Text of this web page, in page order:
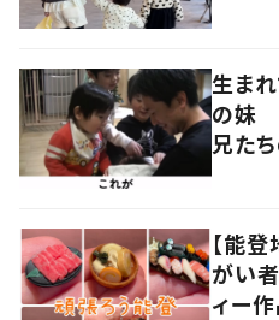
る
生ま
の妹
兄た
【能
がい
ィー